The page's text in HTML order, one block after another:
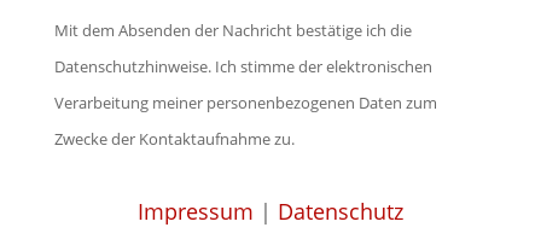
Mit dem Absenden der Nachricht bestätige ich die
Datenschutzhinweise. Ich stimme der elektronischen
Verarbeitung meiner personenbezogenen Daten zum
Zwecke der Kontaktaufnahme zu.
Impressum | Datenschutz